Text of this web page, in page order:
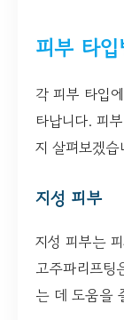
피부 타
각 피부 타입
타납니다. 피
지 살펴보겠습
지성 피부
지성 피부는
고주파리프팅
는 데 도움을